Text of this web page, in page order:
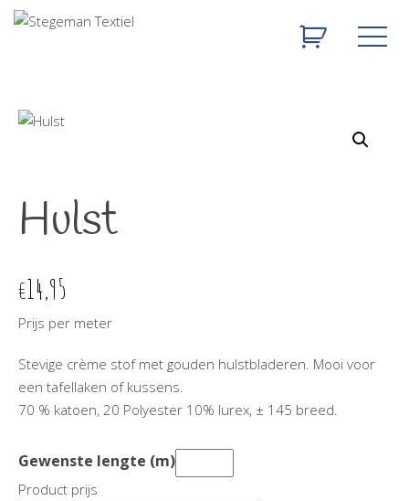
Hulst
€14,95
Prijs per meter
Stevige crème stof met gouden hulstbladeren. Mooi voor
een tafellaken of kussens.
70 % katoen, 20 Polyester 10% lurex, ± 145 breed.
Gewenste lengte (m)
Product prijs